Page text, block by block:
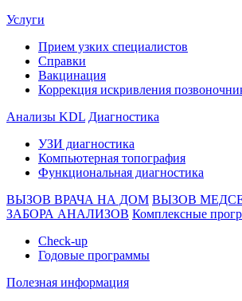
Услуги
Прием узких специалистов
Справки
Вакцинация
Коррекция искривления
Анализы KDL Диагностика
УЗИ диагностика
Компьютерная топография
Функциональная диагностика
ВЫЗОВ ВРАЧА НА ДОМ ВЫЗОВ
ЗАБОРА АНАЛИЗОВ Комплексные
Check-up
Годовые программы
Полезная информация